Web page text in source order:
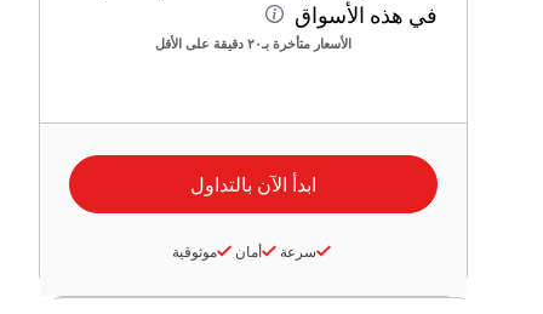
في هذه الأسواق
الأسعار متأخرة بـ٢٠ دقيقة على الأقل
سرعة أمان موثوقية